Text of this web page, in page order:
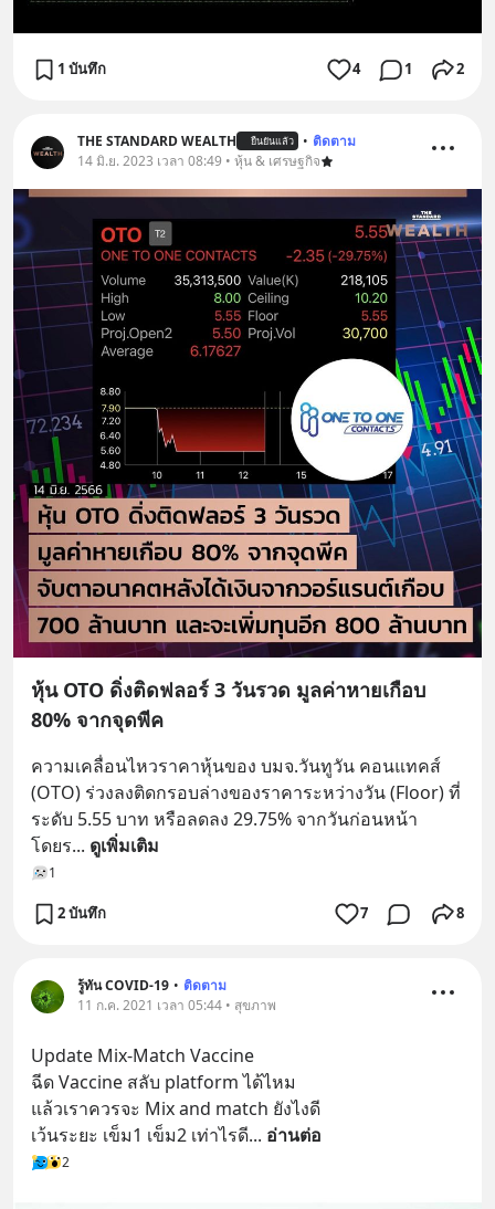
1 บันทึก 4 1 2
THE STANDARD WEALTH ยืนยันแล้ว • ติดตาม
14 มิ.ย. 2023 เวลา 08:49 • หุ้น & เศรษฐกิจ
หุ้น OTO ดิ่งติดฟลอร์ 3 วันรวด มูลค่าหายเกือบ
80% จากจุดพีค
ความเคลื่อนไหวราคาหุ้นของ บมจ.วันทูวัน คอนแทคส์
(OTO) ร่วงลงติดกรอบล่างของราคาระหว่างวัน (Floor) ที่
ระดับ 5.55 บาท หรือลดลง 29.75% จากวันก่อนหน้า
โดยร... ดูเพิ่มเติม
1
2 บันทึก 7 8
รู้ทัน COVID-19 • ติดตาม
11 ก.ค. 2021 เวลา 05:44 • สุขภาพ
Update Mix-Match Vaccine
ฉีด Vaccine สลับ platform ได้ไหม
แล้วเราควรจะ Mix and match ยังไงดี
เว้นระยะ เข็ม1 เข็ม2 เท่าไรดี... อ่านต่อ
2